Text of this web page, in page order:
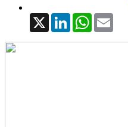
X LinkedInWhatsApp